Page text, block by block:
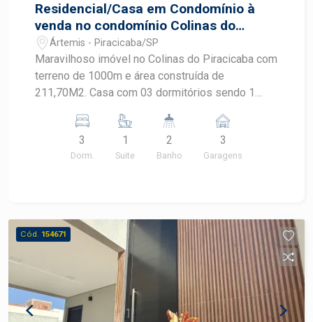
Residencial/Casa em Condomínio à
venda no condomínio Colinas do
Piracicaba Artemis
Ártemis - Piracicaba/SP
Maravilhoso imóvel no Colinas do Piracicaba com
terreno de 1000m e área construída de
211,70M2. Casa com 03 dormitórios sendo 1
com dispensa banheiro social lavanderia coberta
quintal amplo. Aceita financiamento e FGTS
3
Dorm.
1
Suite
2
Banho
3
Garagens
Cód. 154671